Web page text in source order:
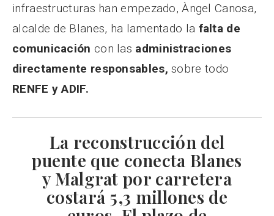
infraestructuras han empezado, Àngel Canosa,
alcalde de Blanes, ha lamentado la falta de
comunicación con las administraciones
directamente responsables, sobre todo
RENFE y ADIF.
La reconstrucción del
puente que conecta Blanes
y Malgrat por carretera
costará 5,3 millones de